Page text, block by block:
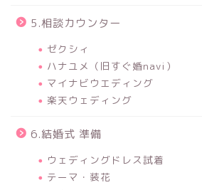
5.相談カウンター
ゼクシィ
ハナユメ（旧すぐ婚navi）
マイナビウエディング
楽天ウェディング
6.結婚式 準備
ウェディングドレス試着
テーマ・装花